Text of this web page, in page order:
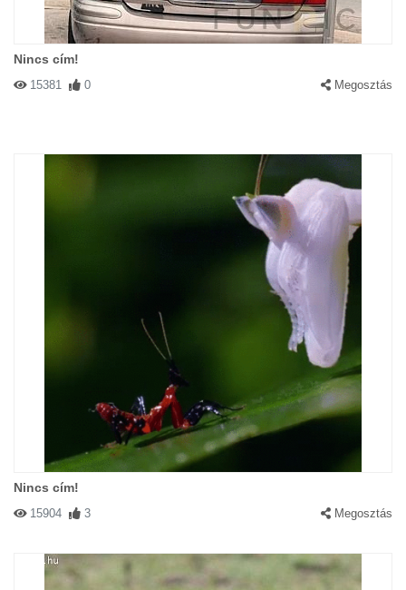
Nincs cím!
15381 0 Megosztás
Nincs cím!
15904 3 Megosztás